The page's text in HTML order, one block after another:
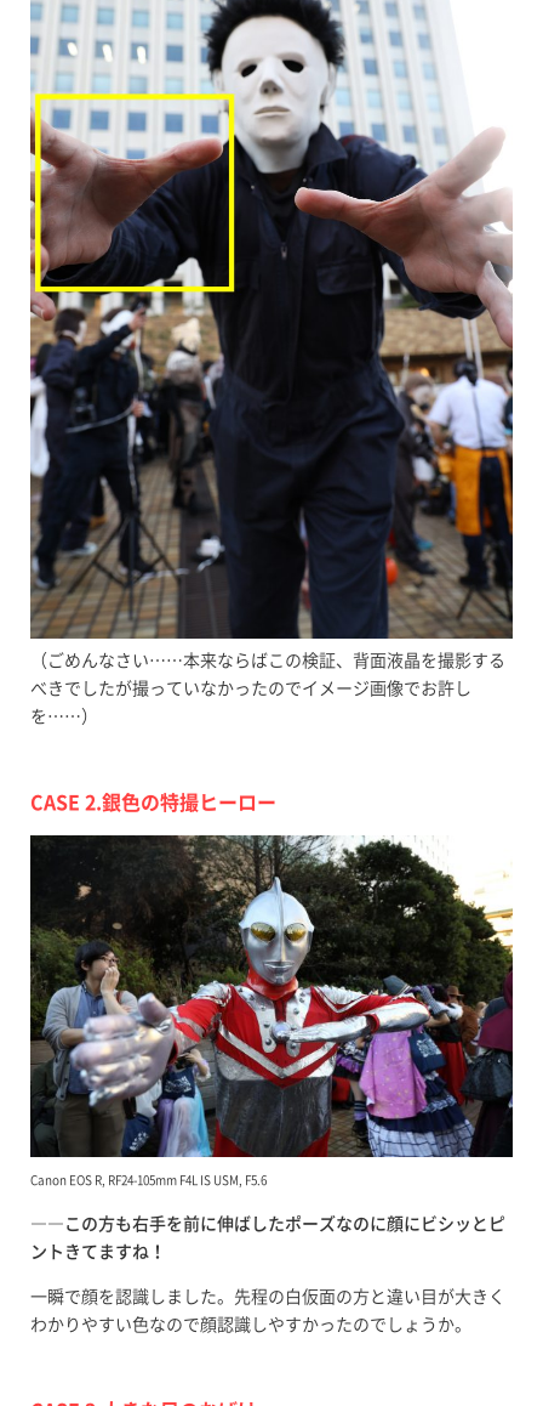
（ごめんなさい……本来ならばこの検証、背面液晶を撮影する
べきでしたが撮っていなかったのでイメージ画像でお許し
を……）
CASE 2.銀色の特撮ヒーロー
Canon EOS R, RF24-105mm F4L IS USM, F5.6
――この方も右手を前に伸ばしたポーズなのに顔にビシッとピ
ントきてますね！
一瞬で顔を認識しました。先程の白仮面の方と違い目が大きく
わかりやすい色なので顔認識しやすかったのでしょうか。